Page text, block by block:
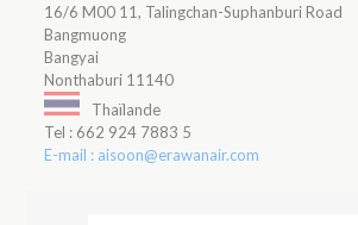
16/6 M00 11, Talingchan-Suphanburi Road
Bangmuong
Bangyai
Nonthaburi 11140
Thaïlande
Tel : 662 924 7883 5
E-mail : aisoon@erawanair.com